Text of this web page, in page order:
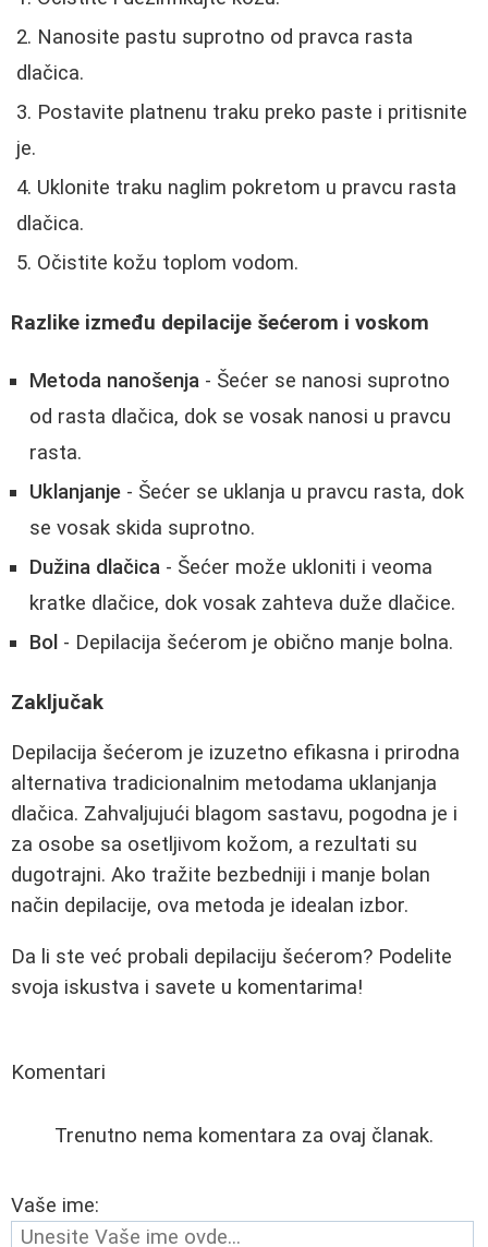
Nanosite pastu suprotno od pravca rasta
dlačica.
Postavite platnenu traku preko paste i pritisnite
je.
Uklonite traku naglim pokretom u pravcu rasta
dlačica.
Očistite kožu toplom vodom.
Razlike između depilacije šećerom i voskom
Metoda nanošenja - Šećer se nanosi suprotno
od rasta dlačica, dok se vosak nanosi u pravcu
rasta.
Uklanjanje - Šećer se uklanja u pravcu rasta, dok
se vosak skida suprotno.
Dužina dlačica - Šećer može ukloniti i veoma
kratke dlačice, dok vosak zahteva duže dlačice.
Bol - Depilacija šećerom je obično manje bolna.
Zaključak
Depilacija šećerom je izuzetno efikasna i prirodna
alternativa tradicionalnim metodama uklanjanja
dlačica. Zahvaljujući blagom sastavu, pogodna je i
za osobe sa osetljivom kožom, a rezultati su
dugotrajni. Ako tražite bezbedniji i manje bolan
način depilacije, ova metoda je idealan izbor.
Da li ste već probali depilaciju šećerom? Podelite
svoja iskustva i savete u komentarima!
Komentari
Trenutno nema komentara za ovaj članak.
Vaše ime: